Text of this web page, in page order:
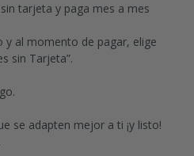
tarjeta y paga mes a mes
al momento de pagar, elige
sin Tarjeta”.
se adapten mejor a ti ¡y listo!